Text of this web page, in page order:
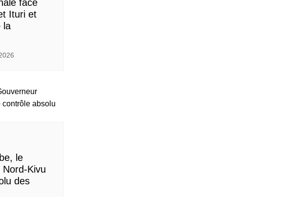
face
Ituri et
la
le
Kivu
des